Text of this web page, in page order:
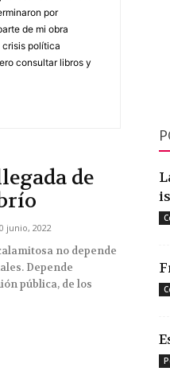
por
de mi obra
crisis política
consultar libros y
de
junio, 2022
no depende
Depende
pública, de los